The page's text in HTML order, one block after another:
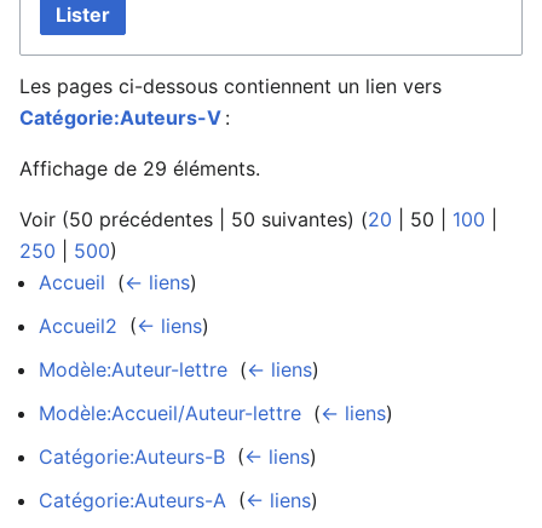
Lister
Les pages ci-dessous contiennent un lien vers
Catégorie:Auteurs-V :
Affichage de 29 éléments.
Voir (50 précédentes 50 suivantes) (20 50 100
250
500)
Accueil (← liens)
Accueil2 (← liens)
Modèle:Auteur-lettre (← liens)
Modèle:Accueil/Auteur-lettre (← liens)
Catégorie:Auteurs-B (← liens)
Catégorie:Auteurs-A (← liens)